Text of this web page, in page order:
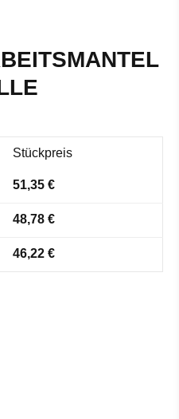
Stückpreis
51,35 €
48,78 €
46,22 €